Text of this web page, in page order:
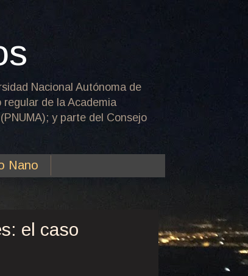
Nacional Autónoma de
de la Academia
y parte del Consejo
Nano
el caso